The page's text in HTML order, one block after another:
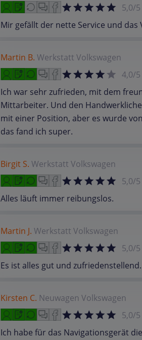
5,0/5
Mir gefällt der nette Service und
Martin B. Werkstatt Volkswagen
4,0/5
Ich war sehr zufrieden, mit dem
Mittarbeiter. Und den
mit einer Position, aber es wurde
das fand ich super.
Birgit S. Werkstatt Volkswagen
5,0/5
Alles läuft immer reibungslos.
Martin J. Werkstatt Volkswagen
5,0/5
Es ist alles gut und zufriedenstellend.
Kirsten C. Neuwagen Volkswagen
5,0/5
Ich habe für das Navigationsgerät